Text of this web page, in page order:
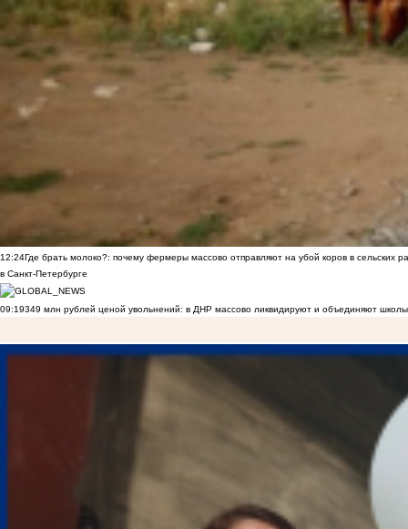
12:24Где брать молоко?: почему фермеры массово отправляют на убой коров в сельских
в Санкт-Петербурге
09:19349 млн рублей ценой увольнений: в ДНР массово ликвидируют и объединяют